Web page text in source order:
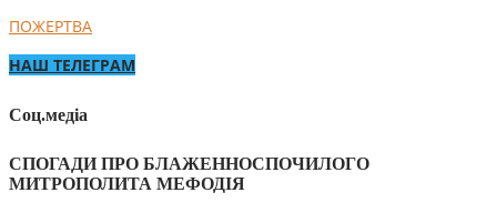
ПОЖЕРТВА
НАШ ТЕЛЕГРАМ
Соц.медіа
СПОГАДИ ПРО БЛАЖЕННОСПОЧИЛОГО
МИТРОПОЛИТА МЕФОДІЯ